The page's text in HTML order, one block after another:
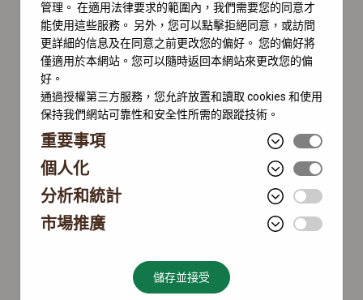
管理。 在適用法律要求的範圍內，我們需要您的同意才
能使用這些服務。 另外，您可以點擊拒絕同意，或訪問
更詳細的信息及在同意之前更改您的偏好。 您的偏好將
僅適用於本網站。您可以隨時返回本網站來更改您的偏
好。
通過授權第三方服務，您允許放置和讀取 cookies 和使用
保持我們網站可靠性和安全性所需的跟蹤技術。
重要事項
個人化
分析和統計
市場推廣
儲存並接受